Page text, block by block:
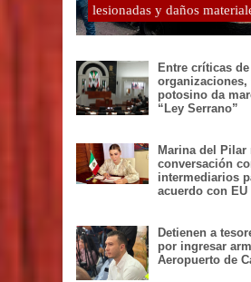
lesionadas y daños
Entre críticas
organizaciones,
potosino da
“Ley Serrano”
Marina del Pilar
conversación
intermediarios
acuerdo con EU
Detienen a
por ingresar
Aeropuerto de